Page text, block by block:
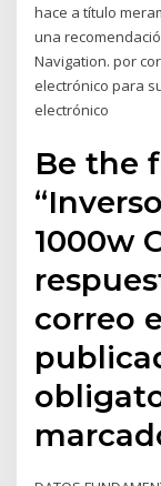
hace a título
una
Navigation. por
electrónico para
electrónico
Be the
1000w
correo